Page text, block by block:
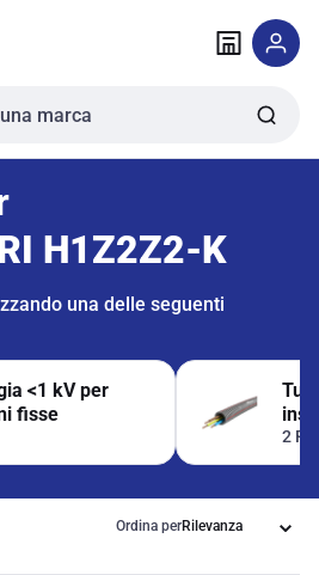
H1Z2Z2-K
una delle seguenti
<1 kV per
fisse
2
Ordina per